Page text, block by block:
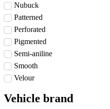
Nubuck
Patterned
Perforated
Pigmented
Semi-aniline
Smooth
Velour
Vehicle brand